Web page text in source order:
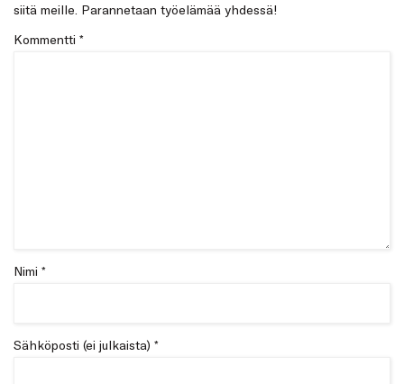
siitä meille. Parannetaan työelämää yhdessä!
Kommentti *
Nimi *
Sähköposti (ei julkaista) *